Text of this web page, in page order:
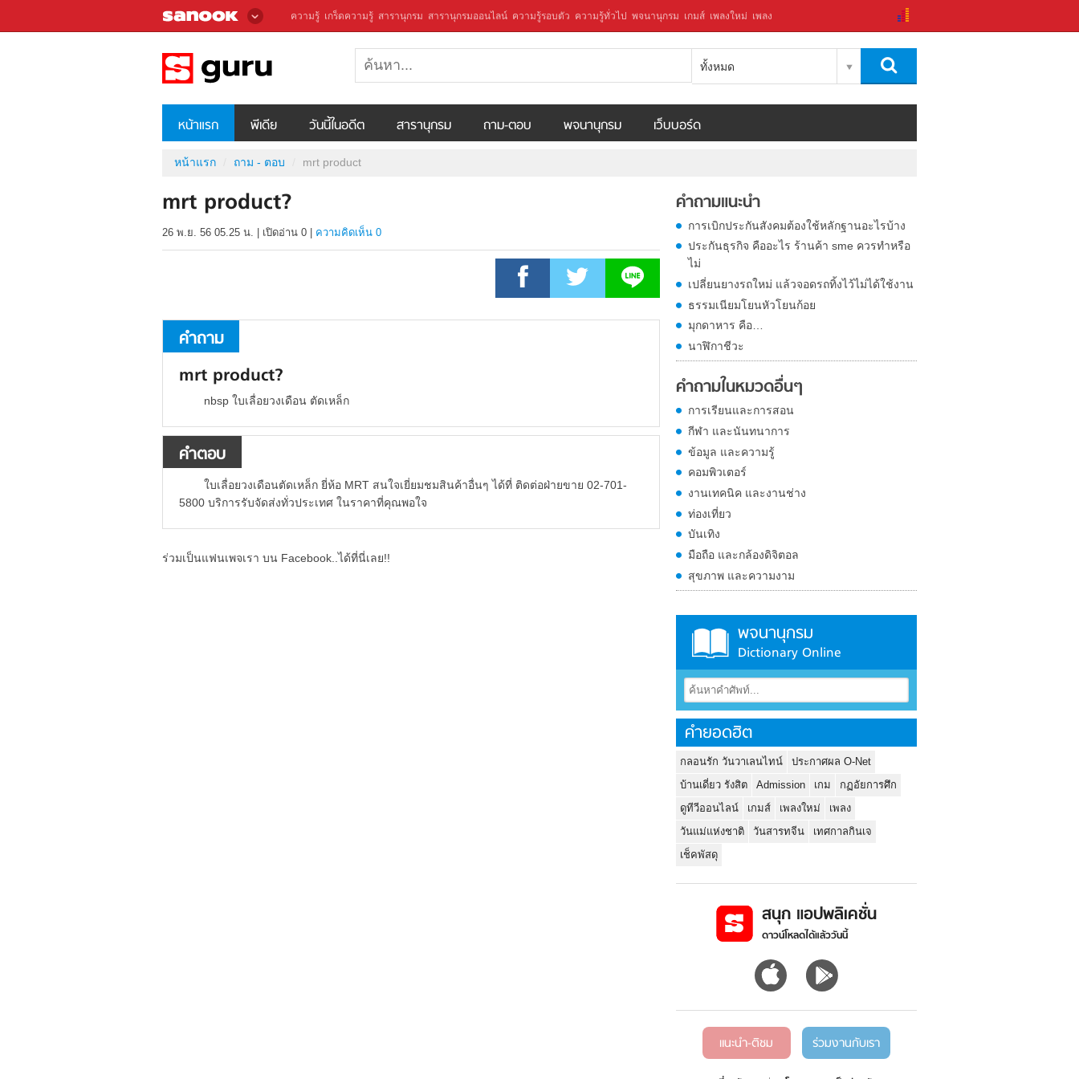
ความรู้ เกร็ดความรู้ สารานุกรม สารานุกรมออนไลน์ ความรู้รอบตัว ความรู้ทั่วไป พจนานุกรม เกมส์ เพลงใหม่ เพลง
ทั้งหมด
หน้าแรก พีเดีย วันนี้ในอดีต สารานุกรม ถาม-ตอบ พจนานุกรม เว็บบอร์ด
หน้าแรก ถาม - ตอบ mrt product
mrt product?
26 พ.ย. 56 05.25 น. เปิดอ่าน 0 ความคิดเห็น 0
คำถาม
mrt product?
nbsp ใบเลื่อยวงเดือน ตัดเหล็ก
คำตอบ
ใบเลื่อยวงเดือนตัดเหล็ก ยี่ห้อ MRT สนใจเยี่ยมชมสินค้าอื่นๆ ได้ที่ ติดต่อฝ่ายขาย 02-701-
5800 บริการรับจัดส่งทั่วประเทศ ในราคาที่คุณพอใจ
ร่วมเป็นแฟนเพจเรา บน Facebook..ได้ที่นี่เลย!!
คำถามแนะนำ
การเบิกประกันสังคมต้องใช้หลักฐานอะไรบ้าง
ประกันธุรกิจ คืออะไร ร้านค้า sme ควรทำหรือ
ไม่
เปลี่ยนยางรถใหม่ แล้วจอดรถทิ้งไว้ไม่ได้ใช้งาน
ธรรมเนียมโยนหัวโยนก้อย
มุกดาหาร คือ…
นาฬิกาชีวะ
คำถามในหมวดอื่นๆ
การเรียนและการสอน
กีฬา และนันทนาการ
ข้อมูล และความรู้
คอมพิวเตอร์
งานเทคนิค และงานช่าง
ท่องเที่ยว
บันเทิง
มือถือ และกล้องดิจิตอล
สุขภาพ และความงาม
พจนานุกรม
Dictionary Online
คำยอดฮิต
กลอนรัก วันวาเลนไทน์
ประกาศผล O-Net
บ้านเดี่ยว รังสิต
Admission เกม
กฏอัยการศึก
ดูทีวีออนไลน์
เกมส์ เพลงใหม่
เพลง
วันแม่แห่งชาติ
วันสารทจีน
เทศกาลกินเจ
เช็คพัสดุ
สนุก แอปพลิเคชั่น
ดาวน์โหลดได้แล้ววันนี้
แนะนำ-ติชม ร่วมงานกับเรา